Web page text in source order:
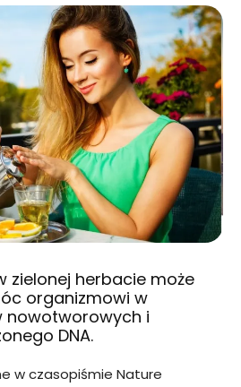
zielonej herbacie może
organizmowi w
nowotworowych i
DNA.
w czasopiśmie Nature